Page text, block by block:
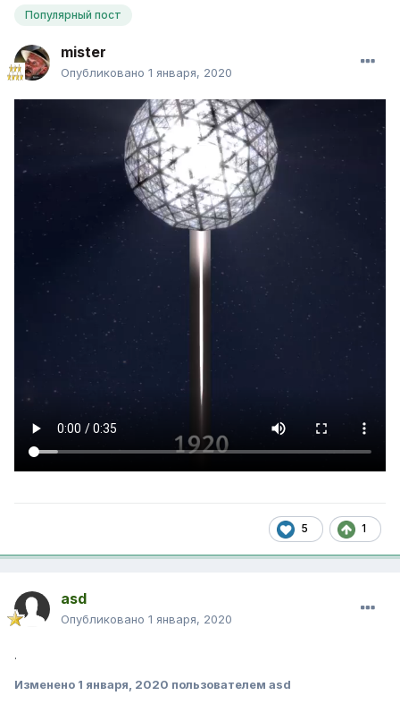
Популярный пост
mister
Опубликовано 1 января, 2020
5 1
asd
Опубликовано 1 января, 2020
.
Изменено 1 января, 2020 пользователем asd